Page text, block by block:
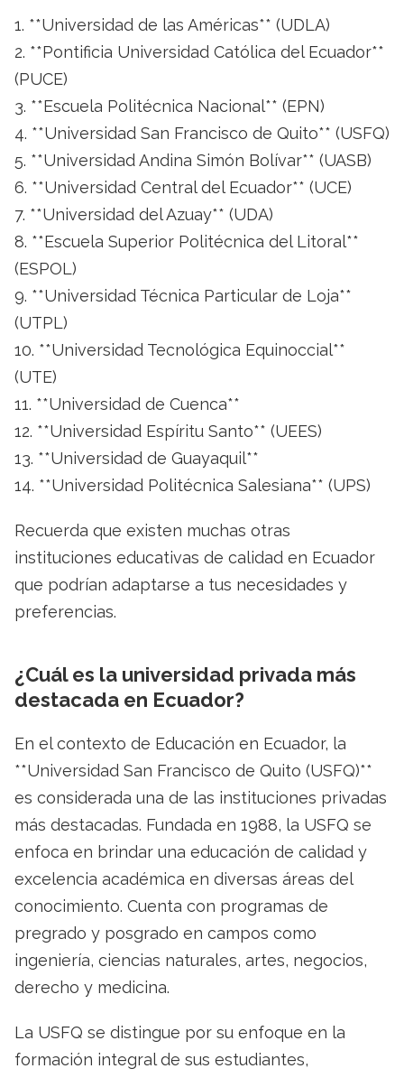
1. **Universidad de las Américas** (UDLA)
2. **Pontificia Universidad Católica del Ecuador**
(PUCE)
3. **Escuela Politécnica Nacional** (EPN)
4. **Universidad San Francisco de Quito** (USFQ)
5. **Universidad Andina Simón Bolívar** (UASB)
6. **Universidad Central del Ecuador** (UCE)
7. **Universidad del Azuay** (UDA)
8. **Escuela Superior Politécnica del Litoral**
(ESPOL)
9. **Universidad Técnica Particular de Loja**
(UTPL)
10. **Universidad Tecnológica Equinoccial**
(UTE)
11. **Universidad de Cuenca**
12. **Universidad Espíritu Santo** (UEES)
13. **Universidad de Guayaquil**
14. **Universidad Politécnica Salesiana** (UPS)
Recuerda que existen muchas otras
instituciones educativas de calidad en Ecuador
que podrían adaptarse a tus necesidades y
preferencias.
¿Cuál es la universidad privada más
destacada en Ecuador?
En el contexto de Educación en Ecuador, la
**Universidad San Francisco de Quito (USFQ)**
es considerada una de las instituciones privadas
más destacadas. Fundada en 1988, la USFQ se
enfoca en brindar una educación de calidad y
excelencia académica en diversas áreas del
conocimiento. Cuenta con programas de
pregrado y posgrado en campos como
ingeniería, ciencias naturales, artes, negocios,
derecho y medicina.
La USFQ se distingue por su enfoque en la
formación integral de sus estudiantes,